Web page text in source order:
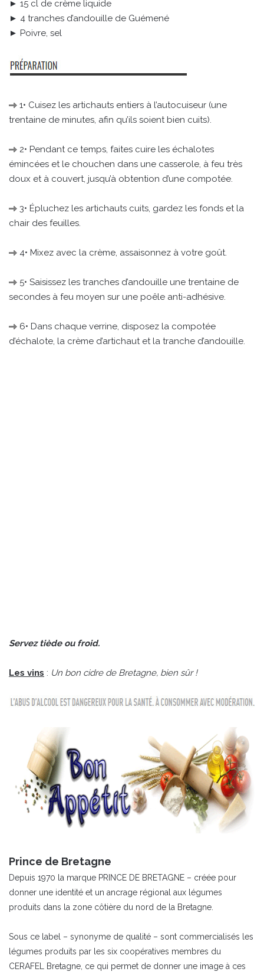
► 15 cl de crème liquide
► 4 tranches d’andouille de Guémené
► Poivre, sel
1• Cuisez les artichauts entiers à l’autocuiseur (une
trentaine de minutes, afin qu’ils soient bien cuits).
2• Pendant ce temps, faites cuire les échalotes
émincées et le chouchen dans une casserole, à feu très
doux et à couvert, jusqu’à obtention d’une compotée.
3• Épluchez les artichauts cuits, gardez les fonds et la
chair des feuilles.
4• Mixez avec la crème, assaisonnez à votre goût.
5• Saisissez les tranches d’andouille une trentaine de
secondes à feu moyen sur une poêle anti-adhésive.
6• Dans chaque verrine, disposez la compotée
d’échalote, la crème d’artichaut et la tranche d’andouille.
Servez tiède ou froid.
Les vins : Un bon cidre de Bretagne, bien sûr !
Prince de Bretagne
Depuis 1970 la marque PRINCE DE BRETAGNE – créée pour
donner une identité et un ancrage régional aux légumes
produits dans la zone côtière du nord de la Bretagne.
Sous ce label – synonyme de qualité – sont commercialisés les
légumes produits par les six coopératives membres du
CERAFEL Bretagne, ce qui permet de donner une image à ces